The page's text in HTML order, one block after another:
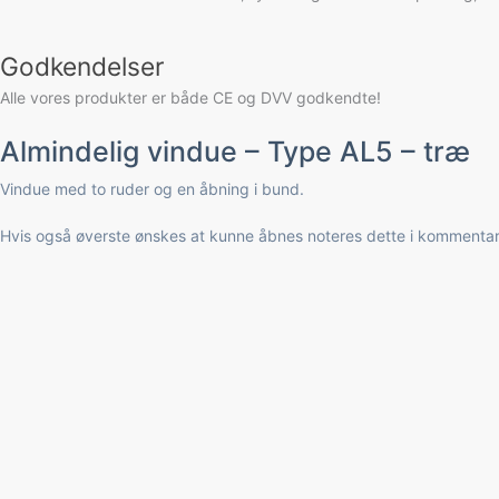
Godkendelser
Alle vores produkter er både CE og DVV godkendte!
Almindelig vindue – Type AL5 – træ
Vindue med to ruder og en åbning i bund.
Hvis også øverste ønskes at kunne åbnes noteres dette i